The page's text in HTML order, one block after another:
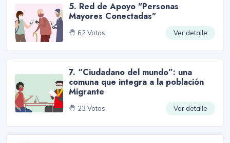
5. Red de Apoyo "Personas
Mayores Conectadas"
62 Votos Ver detalle
7. “Ciudadano del mundo”: una
comuna que integra a la población
Migrante
23 Votos Ver detalle